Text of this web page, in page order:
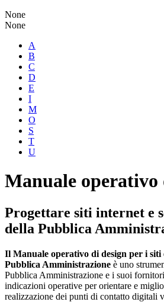
None
None
A
B
C
D
E
I
M
O
S
T
U
Manuale operativo
Progettare siti internet e
della Pubblica
Il Manuale operativo di design per i siti
Pubblica Amministrazione è uno
Pubblica Amministrazione e i suoi
indicazioni operative per orientare e
realizzazione dei punti di contatto digitali